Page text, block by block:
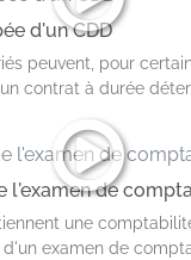
d'un CDD
peuvent, pour
contrat à durée
l'examen de
une
examen de